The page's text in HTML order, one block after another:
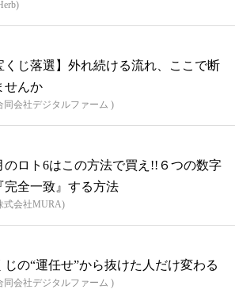
くじ落選】外れ続ける流れ、ここで断
せんか
同会社デジタルファーム )
のロト6はこの方法で買え!!６つの数字
完全一致』する方法
式会社MURA)
じの“運任せ”から抜けた人だけ変わる
同会社デジタルファーム )